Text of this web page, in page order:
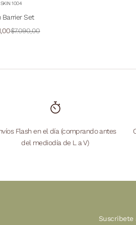
SKIN 1004
Barrier Set
de oferta
Precio normal
$7.090,00
Flash en el día (comprando antes
del mediodía de L a V)
Suscribete